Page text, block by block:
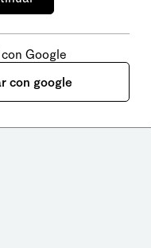
Google
con google